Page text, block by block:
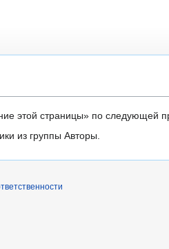
этой страницы» по следующей
из группы Авторы.